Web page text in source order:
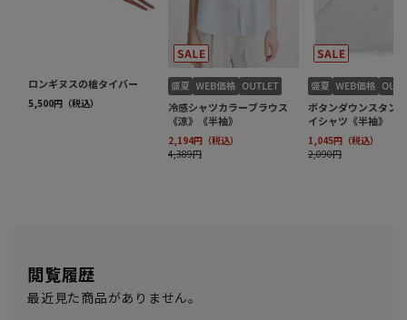
閲覧履歴
最近見た商品がありません。